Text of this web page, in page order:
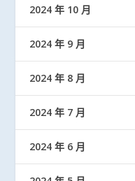
2024 年 10 月
2024 年 9 月
2024 年 8 月
2024 年 7 月
2024 年 6 月